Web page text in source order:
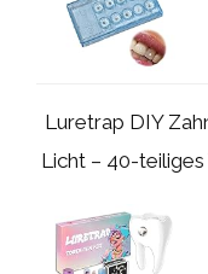
Luretrap DIY
Licht – 40-teiliges